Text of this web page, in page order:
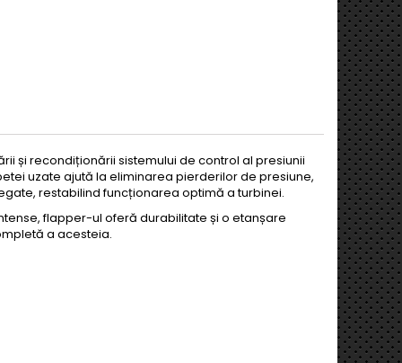
și recondiționării sistemului de control al presiunii
uzate ajută la eliminarea pierderilor de presiune,
restabilind funcționarea optimă a turbinei.
flapper-ul oferă durabilitate și o etanșare
a acesteia.